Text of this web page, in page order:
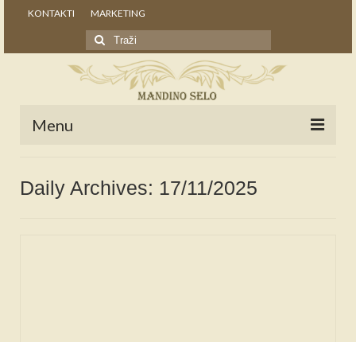
KONTAKTI MARKETING
Search
for:
Menu
NOVOSTI
Daily Archives: 17/11/2025